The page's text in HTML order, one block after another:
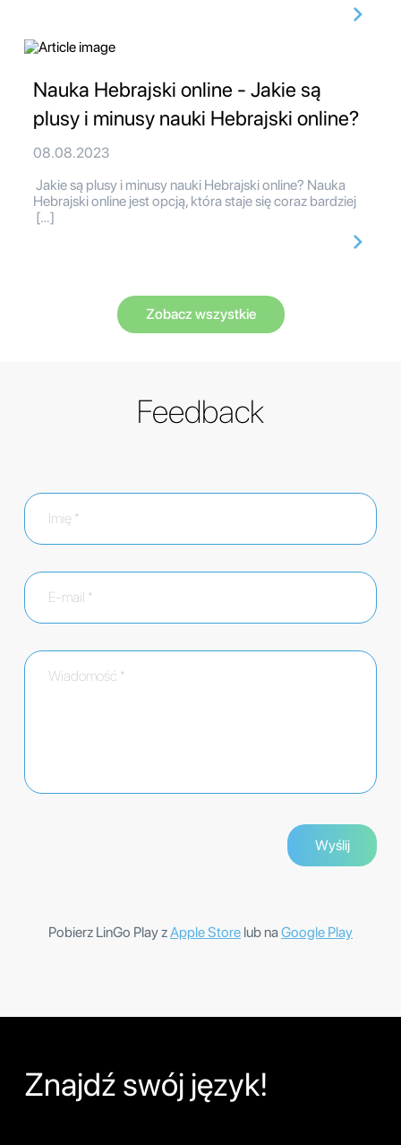
Nauka Hebrajski online - Jakie są
plusy i minusy nauki Hebrajski online?
08.08.2023
Jakie są plusy i minusy nauki Hebrajski online? Nauka
Hebrajski online jest opcją, która staje się coraz bardziej
[…]
Zobacz wszystkie
Feedback
Pobierz LinGo Play zApple Store lub naGoogle Play
Znajdź swój język!